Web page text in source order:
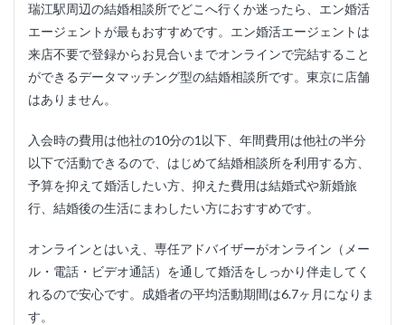
瑞江駅周辺の結婚相談所でどこへ行くか迷ったら、エン婚活
エージェントが最もおすすめです。エン婚活エージェントは
来店不要で登録からお見合いまでオンラインで完結すること
ができるデータマッチング型の結婚相談所です。東京に店舗
はありません。
入会時の費用は他社の10分の1以下、年間費用は他社の半分
以下で活動できるので、はじめて結婚相談所を利用する方、
予算を抑えて婚活したい方、抑えた費用は結婚式や新婚旅
行、結婚後の生活にまわしたい方におすすめです。
オンラインとはいえ、専任アドバイザーがオンライン（メー
ル・電話・ビデオ通話）を通して婚活をしっかり伴走してく
れるので安心です。成婚者の平均活動期間は6.7ヶ月になりま
す。